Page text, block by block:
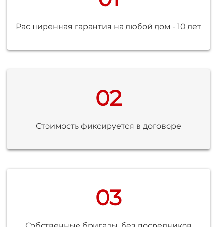
Расширенная гарантия на любой дом - 10 лет
02
Стоимость фиксируется в договоре
03